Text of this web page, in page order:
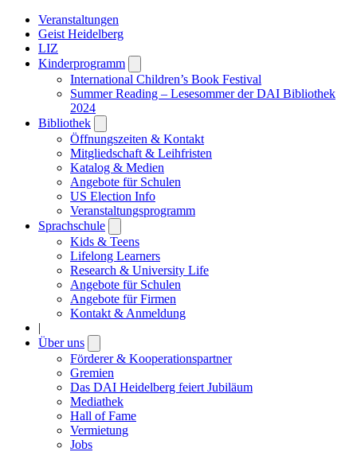
Veranstaltungen
Geist Heidelberg
LIZ
Kinderprogramm
submenu
International Children’s Book Festival
Summer Reading – Lesesommer der DAI Bibliothek
2024
Bibliothek
submenu
Öffnungszeiten & Kontakt
Mitgliedschaft & Leihfristen
Katalog & Medien
Angebote für Schulen
US Election Info
Veranstaltungsprogramm
Sprachschule
submenu
Kids & Teens
Lifelong Learners
Research & University Life
Angebote für Schulen
Angebote für Firmen
Kontakt & Anmeldung
|
Über uns
submenu
Förderer & Kooperationspartner
Gremien
Das DAI Heidelberg feiert Jubiläum
Mediathek
Hall of Fame
Vermietung
Jobs